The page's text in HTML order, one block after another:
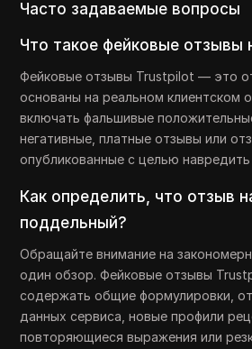
Часто задаваемые вопросы
Что такое фейковые отзывы
Фейковые отзывы Trustpilot — это
основаны на реальном клиентском
включать фальшивые
негативные, платные отзывы или
опубликованные с целью навредить
Как определить, что отзыв
поддельный?
Обращайте внимание на
один обзор. Фейковые отзывы
содержать общие формулировки,
данных сервиса, новые профили
повторяющиеся выражения или